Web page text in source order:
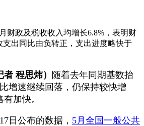
财政及税收收入均增长6.8%，表明财
出同比由负转正，支出进度略快于
者 程思炜） 随着去年同期基数抬
增速继续回落，仍保持较快增
加快。
公布的数据， 5月全国一般公共